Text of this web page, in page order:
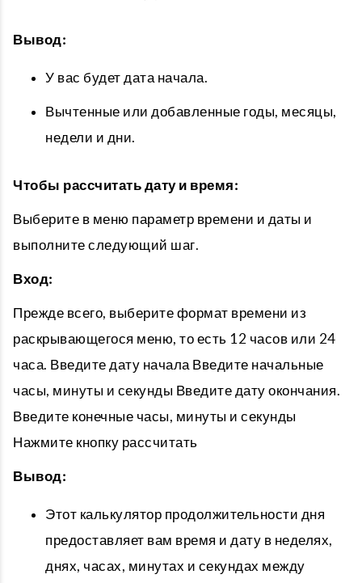
Вывод:
У вас будет дата начала.
Вычтенные или добавленные годы, месяцы,
недели и дни.
Чтобы рассчитать дату и время:
Выберите в меню параметр времени и даты и
выполните следующий шаг.
Вход:
Прежде всего, выберите формат времени из
раскрывающегося меню, то есть 12 часов или 24
часа. Введите дату начала Введите начальные
часы, минуты и секунды Введите дату окончания.
Введите конечные часы, минуты и секунды
Нажмите кнопку рассчитать
Вывод:
Этот калькулятор продолжительности дня
предоставляет вам время и дату в неделях,
днях, часах, минутах и ​​секундах между